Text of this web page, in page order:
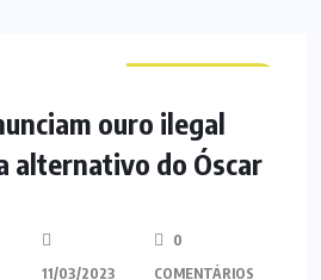
ouro ilegal
alternativo do Óscar
11/03/2023
0
COMENTÁRIOS